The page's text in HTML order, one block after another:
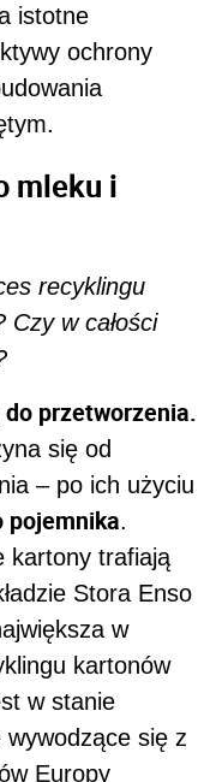
istotne
ochrony
mleku i
recyklingu
w całości
przetworzenia.
się od
– po ich użyciu
pojemnika.
kartony trafiają
Stora Enso
w
kartonów
w stanie
wywodzące się z
Europy